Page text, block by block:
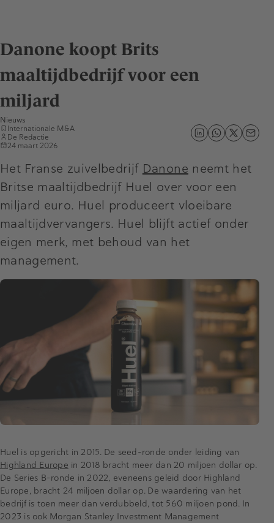
Danone koopt Brits
maaltijdbedrijf voor een
miljard
Nieuws
Internationale M&A
De Redactie
24 maart 2026
Het Franse zuivelbedrijf Danone neemt het
Britse maaltijdbedrijf Huel over voor een
miljard euro. Huel produceert vloeibare
maaltijdvervangers. Huel blijft actief onder
eigen merk, met behoud van het
management.
Huel is opgericht in 2015. De seed-ronde onder leiding van
Highland Europe in 2018 bracht meer dan 20 miljoen dollar op.
De Series B-ronde in 2022, eveneens geleid door Highland
Europe, bracht 24 miljoen dollar op. De waardering van het
bedrijf is toen meer dan verdubbeld, tot 560 miljoen pond. In
2023 is ook Morgan Stanley Investment Management